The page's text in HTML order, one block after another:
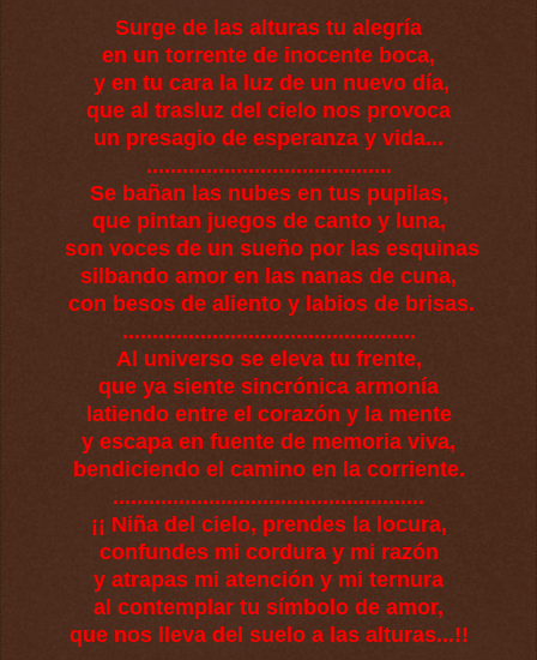
Surge de las alturas tu alegría
en un torrente de inocente boca,
y en tu cara la luz de un nuevo día,
que al trasluz del cielo nos provoca
un presagio de esperanza y vida...
.........................................
Se bañan las nubes en tus pupilas,
que pintan juegos de canto y luna,
son voces de un sueño por las esquinas
silbando amor en las nanas de cuna,
con besos de aliento y labios de brisas.
.................................................
Al universo se eleva tu frente,
que ya siente sincrónica armonía
latiendo entre el corazón y la mente
y escapa en fuente de memoria viva,
bendiciendo el camino en la corriente.
....................................................
¡¡ Niña del cielo, prendes la locura,
confundes mi cordura y mi razón
y atrapas mi atención y mi ternura
al contemplar tu símbolo de amor,
que nos lleva del suelo a las alturas...!!